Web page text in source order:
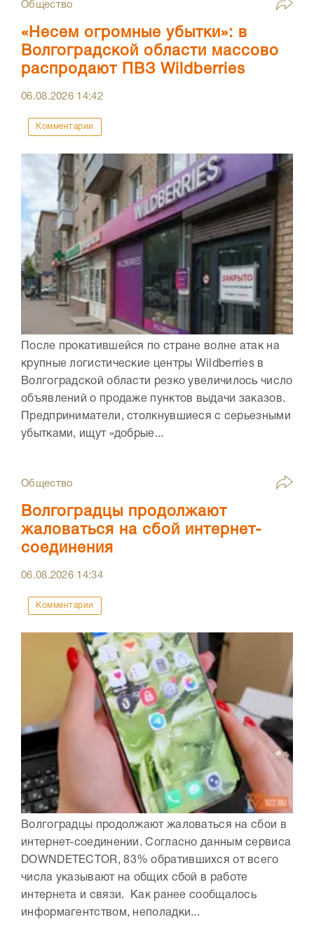
Общество
«Несем огромные убытки»: в
Волгоградской области массово
распродают ПВЗ Wildberries
06.08.2026 14:42
Комментарии
После прокатившейся по стране волне атак на
крупные логистические центры Wildberries в
Волгоградской области резко увеличилось число
объявлений о продаже пунктов выдачи заказов.
Предприниматели, столкнувшиеся с серьезными
убытками, ищут «добрые...
Общество
Волгоградцы продолжают
жаловаться на сбой интернет-
соединения
06.08.2026 14:34
Комментарии
Волгоградцы продолжают жаловаться на сбои в
интернет-соединении. Согласно данным сервиса
DOWNDETECTOR, 83% обратившихся от всего
числа указывают на общих сбой в работе
интернета и связи. Как ранее сообщалось
информагентством, неполадки...